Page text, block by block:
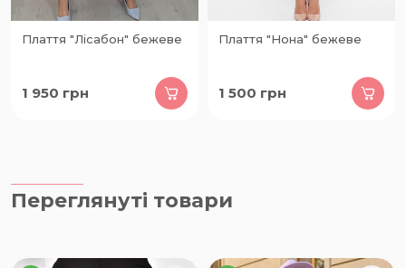
Плаття "Лісабон" бежеве
1 950 грн
Плаття "Нона" бежеве
1 500 грн
Переглянуті товари